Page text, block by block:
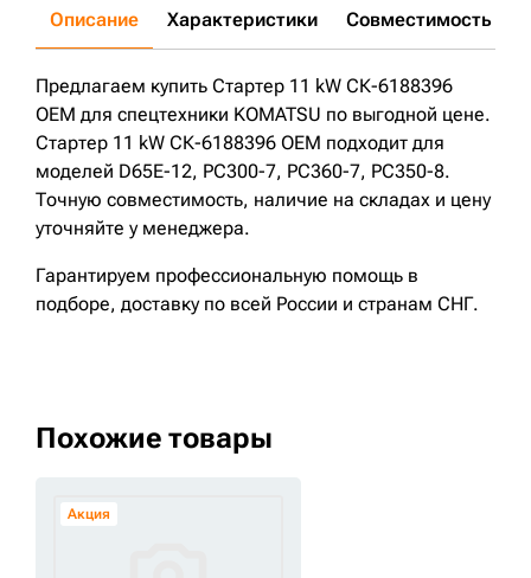
Описание Характеристики Совместимость
Предлагаем купить Стартер 11 kW СК-6188396
OEM для спецтехники KOMATSU по выгодной цене.
Стартер 11 kW СК-6188396 OEM подходит для
моделей D65E-12, PC300-7, PC360-7, PC350-8.
Точную совместимость, наличие на складах и цену
уточняйте у менеджера.
Гарантируем профессиональную помощь в
подборе, доставку по всей России и странам СНГ.
Похожие товары
Акция